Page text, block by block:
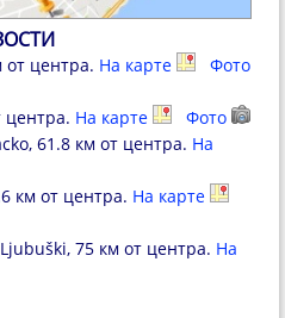
центра. На карте Фото
На карте
Фото
61.8 км от центра. На
км от центра. На карте
75 км от центра. На